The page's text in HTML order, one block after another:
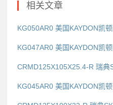
相关文章
KG050AR0 美国KAYDON凯
KG047AR0 美国KAYDON凯
CRMD125X105X25.4-R 瑞典
KG045AR0 美国KAYDON凯